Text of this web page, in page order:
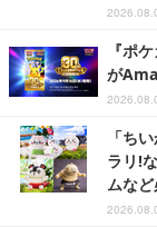
『ポ
が
「ち
ラリ!
ムな